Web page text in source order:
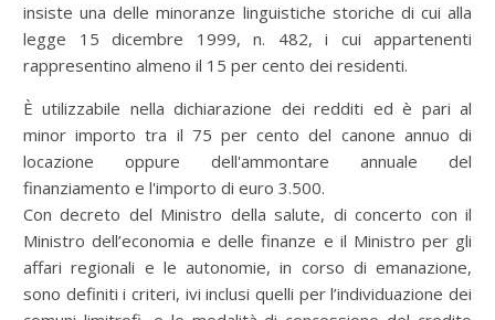
insiste una delle minoranze linguistiche storiche di cui alla
legge 15 dicembre 1999, n. 482, i cui appartenenti
rappresentino almeno il 15 per cento dei residenti.
È utilizzabile nella dichiarazione dei redditi ed è pari al
minor importo tra il 75 per cento del canone annuo di
locazione oppure dell'ammontare annuale del
finanziamento e l'importo di euro 3.500.
Con decreto del Ministro della salute, di concerto con il
Ministro dell’economia e delle finanze e il Ministro per gli
affari regionali e le autonomie, in corso di emanazione,
sono definiti i criteri, ivi inclusi quelli per l’individuazione dei